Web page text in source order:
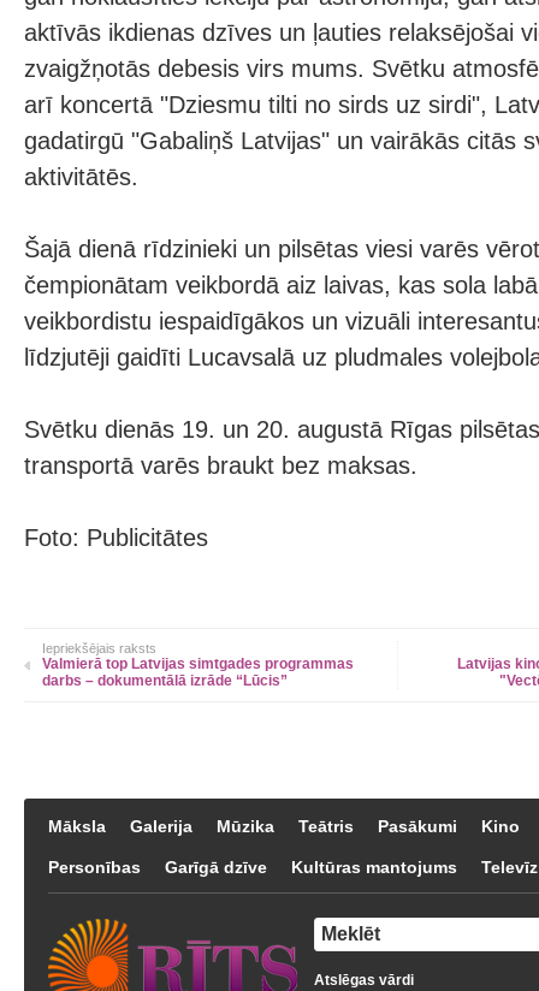
aktīvās ikdienas dzīves un ļauties relaksējošai
zvaigžņotās debesis virs mums. Svētku
arī koncertā "Dziesmu tilti no sirds uz sirdi",
gadatirgū "Gabaliņš Latvijas" un vairākās citās
aktivitātēs.
Šajā dienā rīdzinieki un pilsētas viesi varēs
čempionātam veikbordā aiz laivas, kas sola
veikbordistu iespaidīgākos un vizuāli
līdzjutēji gaidīti Lucavsalā uz pludmales
Svētku dienās 19. un 20. augustā Rīgas
transportā varēs braukt bez maksas.
Foto: Publicitātes
Iepriekšējais raksts
Valmierā top Latvijas simtgades programmas
darbs – dokumentālā izrāde “Lūcis”
Latvijas
Māksla Galerija Mūzika Teātris Pasākumi Kino
Personības Garīgā dzīve Kultūras mantojums
Atslēgas vārdi